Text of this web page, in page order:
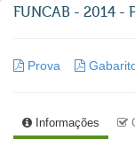
FUNCAB - 2014 -
Prova
Informações